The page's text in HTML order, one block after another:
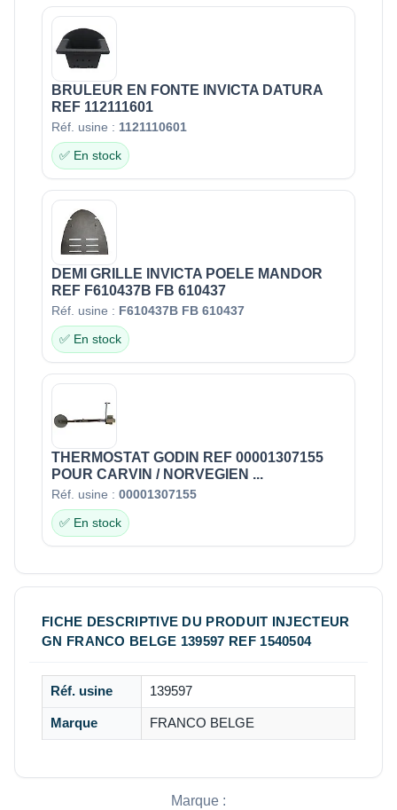
BRULEUR EN FONTE INVICTA DATURA
REF 112111601
Réf. usine : 1121110601
✅ En stock
DEMI GRILLE INVICTA POELE MANDOR
REF F610437B FB 610437
Réf. usine : F610437B FB 610437
✅ En stock
THERMOSTAT GODIN REF 00001307155
POUR CARVIN / NORVEGIEN ...
Réf. usine : 00001307155
✅ En stock
FICHE DESCRIPTIVE DU PRODUIT INJECTEUR
GN FRANCO BELGE 139597 REF 1540504
Réf. usine 139597
Marque FRANCO BELGE
Marque :